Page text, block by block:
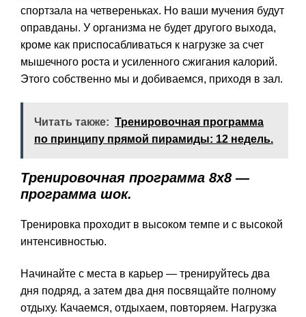
спортзала на четвереньках. Но ваши мучения будут
оправданы. У организма не будет другого выхода,
кроме как приспосабливаться к нагрузке за счет
мышечного роста и усиленного сжигания калорий.
Этого собственно мы и добиваемся, приходя в зал.
Читать также: Тренировочная программа
по принципу прямой пирамиды: 12 недель.
Тренировочная программа 8х8 —
программа шок.
Тренировка проходит в высоком темпе и с высокой
интенсивностью.
Начинайте с места в карьер — тренируйтесь два
дня подряд, а затем два дня посвящайте полному
отдыху. Качаемся, отдыхаем, повторяем. Нагрузка